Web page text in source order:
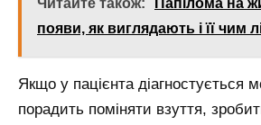
Читайте також:
Папілома на
появи, як виглядають і її чим
Якщо у пацієнта діагностується
порадить поміняти взуття,